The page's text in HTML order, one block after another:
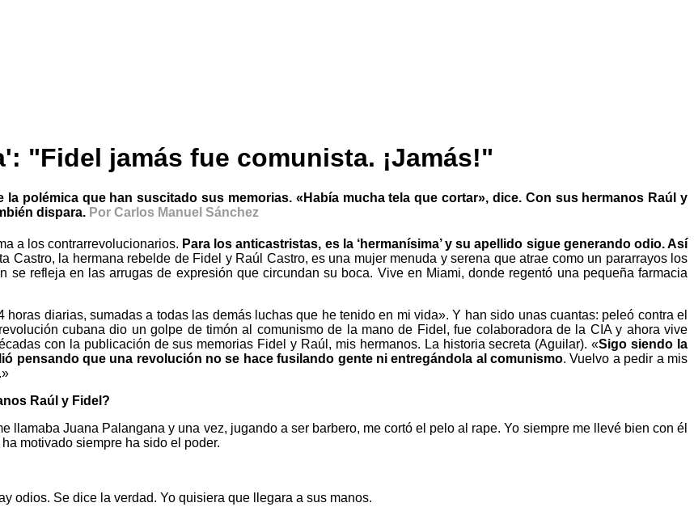
"Fidel jamás fue comunista. ¡Jamás!"
polémica que han suscitado sus memorias. «Había mucha tela que cortar», dice. Con sus hermanos Raúl y
dispara. Por Carlos Manuel Sánchez
a los contrarrevolucionarios. Para los anticastristas, es la ‘hermanísima’ y su apellido sigue generando odio. Así
Castro, la hermana rebelde de Fidel y Raúl Castro, es una mujer menuda y serena que atrae como un pararrayos los
refleja en las arrugas de expresión que circundan su boca. Vive en Miami, donde regentó una pequeña farmacia
diarias, sumadas a todas las demás luchas que he tenido en mi vida». Y han sido unas cuantas: peleó contra el
cubana dio un golpe de timón al comunismo de la mano de Fidel, fue colaboradora de la CIA y ahora vive
con la publicación de sus memorias Fidel y Raúl, mis hermanos. La historia secreta (Aguilar). «Sigo siendo la
pensando que una revolución no se hace fusilando gente ni entregándola al comunismo. Vuelvo a pedir a mis
Raúl y Fidel?
llamaba Juana Palangana y una vez, jugando a ser barbero, me cortó el pelo al rape. Yo siempre me llevé bien con él
motivado siempre ha sido el poder.
odios. Se dice la verdad. Yo quisiera que llegara a sus manos.